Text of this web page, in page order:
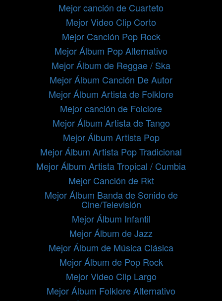
Mejor canción de Cuarteto
Mejor Video Clip Corto
Mejor Canción Pop Rock
Mejor Álbum Pop Alternativo
Mejor Álbum de Reggae / Ska
Mejor Álbum Canción De Autor
Mejor Álbum Artista de Folklore
Mejor canción de Folclore
Mejor Álbum Artista de Tango
Mejor Álbum Artista Pop
Mejor Álbum Artista Pop Tradicional
Mejor Álbum Artista Tropical / Cumbia
Mejor Canción de Rkt
Mejor Álbum Banda de Sonido de
Cine/Televisión
Mejor Álbum Infantil
Mejor Álbum de Jazz
Mejor Álbum de Música Clásica
Mejor Álbum de Pop Rock
Mejor Video Clip Largo
Mejor Álbum Folklore Alternativo